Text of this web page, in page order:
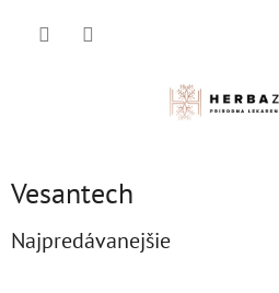
Vesantech
Najpredávanejšie